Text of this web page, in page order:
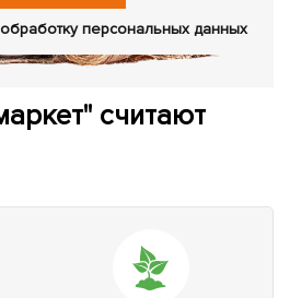
персональных данных
считают